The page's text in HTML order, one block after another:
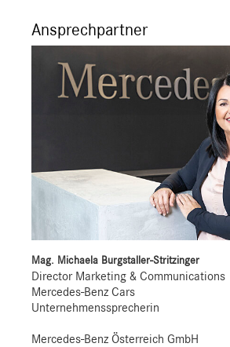
Ansprechpartner
Mag. Michaela Burgstaller-Stritzinger
Director Marketing & Communications
Mercedes-Benz Cars
Unternehmenssprecherin
Mercedes-Benz Österreich GmbH